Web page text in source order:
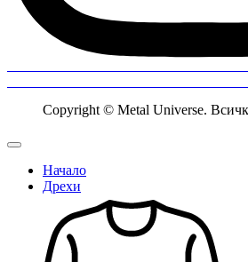
Copyright © Metal Universe.
Начало
Дрехи